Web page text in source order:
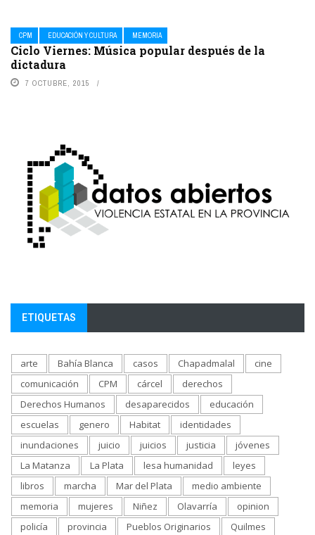
CPM EDUCACIÓN Y CULTURA MEMORIA
Ciclo Viernes: Música popular después de la
dictadura
7 OCTUBRE, 2015
ETIQUETAS
arte Bahía Blanca casos Chapadmalal
cine
comunicación
CPM cárcel
derechos
Derechos Humanos
desaparecidos
educación
escuelas
genero Habitat
identidades
inundaciones
juicio juicios justicia
jóvenes
La Matanza
La Plata lesa humanidad
leyes
libros
marcha Mar del Plata
medio ambiente
memoria
mujeres Niñez Olavarría
opinion
policía
provincia Pueblos Originarios
Quilmes